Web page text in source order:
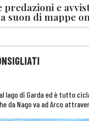
e
suon di mappe
lago di Garda ed è tutto
da Nago va ad Arco